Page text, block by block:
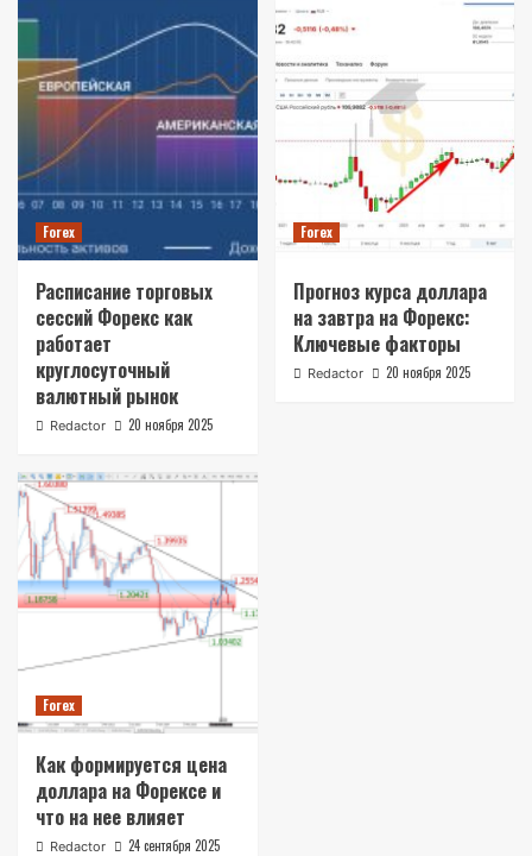
Forex
Расписание торговых
сессий Форекс как
работает
круглосуточный
валютный рынок
Redactor 20 ноября 2025
Forex
Прогноз курса доллара
на завтра на Форекс:
Ключевые факторы
Redactor 20 ноября 2025
Forex
Как формируется цена
доллара на Форексе и
что на нее влияет
Redactor 24 сентября 2025